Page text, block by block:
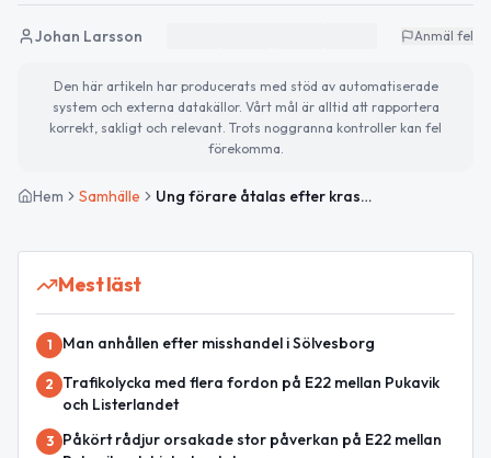
Johan Larsson Anmäl fel
Den här artikeln har producerats med stöd av automatiserade
system och externa datakällor. Vårt mål är alltid att rapportera
korrekt, sakligt och relevant. Trots noggranna kontroller kan fel
förekomma.
Hem Samhälle Ung förare åtalas efter krasch i Hörvik
Mest läst
1 Man anhållen efter misshandel i Sölvesborg
2
Trafikolycka med flera fordon på E22 mellan Pukavik
och Listerlandet
3
Påkört rådjur orsakade stor påverkan på E22 mellan